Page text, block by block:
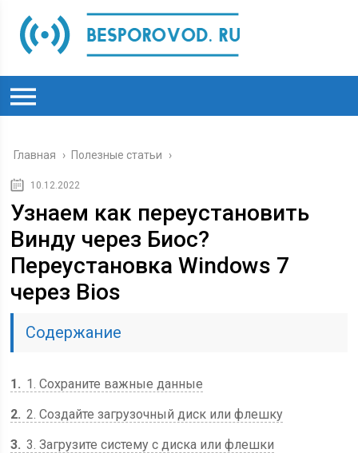
Главная › Полезные статьи ›
10.12.2022
Узнаем как переустановить
Винду через Биос?
Переустановка Windows 7
через Bios
Содержание
1
1. Сохраните важные данные
2 2. Создайте загрузочный диск или флешку
3 3. Загрузите систему с диска или флешки